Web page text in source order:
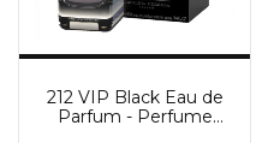
212 VIP Black Eau de
Parfum - Perfume